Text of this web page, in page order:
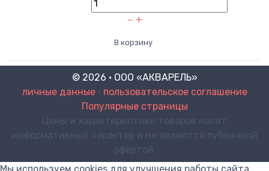
− +
В корзину
© 2026 · ООО «АКВАРЕЛЬ»
личные данные• пользовательское соглашение
Популярные страницы
Цены и характеристики товаров носят
информативный характер и не являются публичной
офертой.